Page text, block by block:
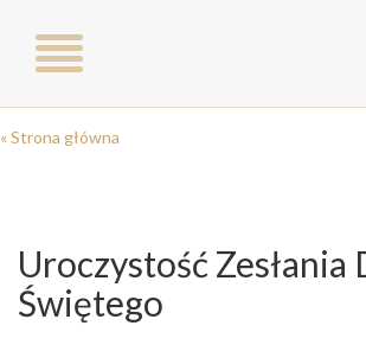
Toggle
navigation
« Strona główna
Uroczystość Zesłania
Świętego